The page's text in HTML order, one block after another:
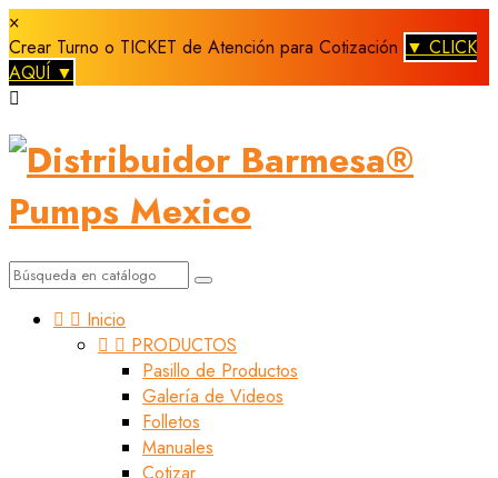
×
Crear Turno o TICKET de Atención para Cotización ▼ CLICK
AQUÍ ▼

  Inicio
  PRODUCTOS
Pasillo de Productos
Galería de Videos
Folletos
Manuales
Cotizar